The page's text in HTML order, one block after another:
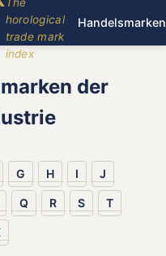
horological
trade mark
index
Handelsmarken
der
G H I J
Q R S T